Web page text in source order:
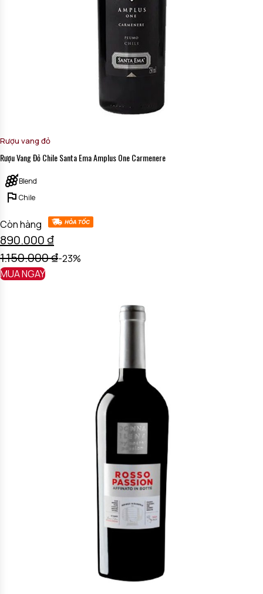
Rượu vang đỏ
Rượu Vang Đỏ Chile Santa Ema Amplus One Carmenere
Blend
Chile
Còn hàng
890.000₫
1.150.000₫-23%
MUA NGAY